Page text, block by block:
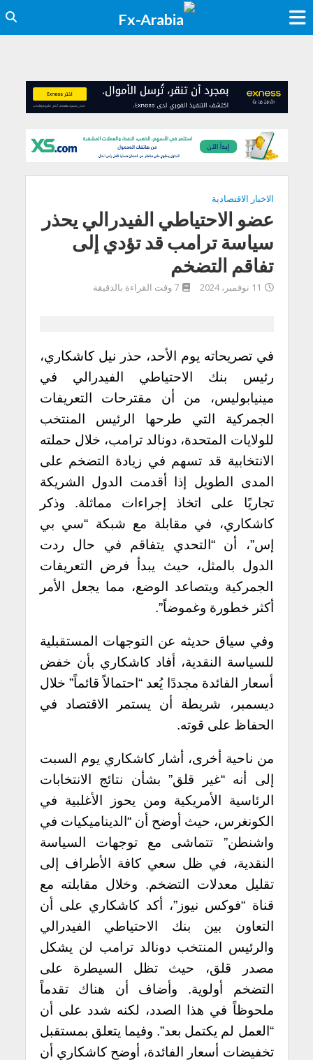
الاخبار الاقتصادية
عضو الاحتياطي الفيدرالي يحذر
سياسة ترامب قد تؤدي إلى
تفاقم التضخم
11 نوفمبر، 2024 7 وقت القراءة بالدقيقة
في تصريحاته يوم الأحد، حذر نيل كاشكاري،
رئيس بنك الاحتياطي الفيدرالي في
مينيابوليس، من أن مقترحات التعريفات
الجمركية التي طرحها الرئيس المنتخب
للولايات المتحدة، دونالد ترامب، خلال حملته
الانتخابية قد تسهم في زيادة التضخم على
المدى الطويل إذا أقدمت الدول الشريكة
تجاريًا على اتخاذ إجراءات مماثلة. وذكر
كاشكاري، في مقابلة مع شبكة “سي بي
إس”، أن “التحدي يتفاقم في حال ردت
الدول بالمثل، حيث يبدأ فرض التعريفات
الجمركية ويتصاعد الوضع، مما يجعل الأمر
أكثر خطورة وغموضاً”.
وفي سياق حديثه عن التوجهات المستقبلية
للسياسة النقدية، أفاد كاشكاري بأن خفض
أسعار الفائدة مجددًا يُعد “احتمالاً قائماً” خلال
ديسمبر، شريطة أن يستمر الاقتصاد في
الحفاظ على قوته.
من ناحية أخرى، أشار كاشكاري يوم السبت
إلى أنه “غير قلق” بشأن نتائج الانتخابات
الرئاسية الأمريكية ومن يحوز الأغلبية في
الكونغرس، حيث أوضح أن “الديناميكيات في
واشنطن” تتماشى مع توجهات السياسة
النقدية، في ظل سعي كافة الأطراف إلى
تقليل معدلات التضخم. وخلال مقابلته مع
قناة “فوكس نيوز”، أكد كاشكاري على أن
التعاون بين بنك الاحتياطي الفيدرالي
والرئيس المنتخب دونالد ترامب لن يشكل
مصدر قلق، حيث تظل السيطرة على
التضخم أولوية. وأضاف أن هناك تقدماً
ملحوظاً في هذا الصدد، لكنه شدد على أن
“العمل لم يكتمل بعد”. وفيما يتعلق بمستقبل
تخفيضات أسعار الفائدة، أوضح كاشكاري أن